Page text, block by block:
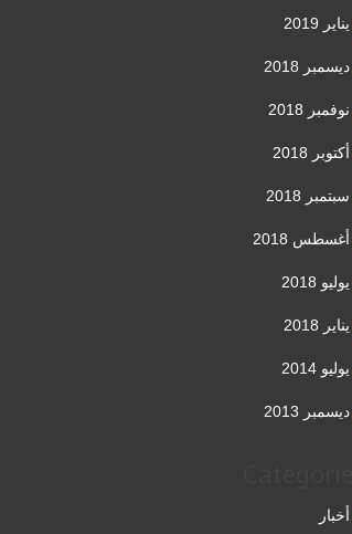
يناير 2019
ديسمبر 2018
نوفمبر 2018
أكتوبر 2018
سبتمبر 2018
أغسطس 2018
يوليو 2018
يناير 2018
يوليو 2014
ديسمبر 2013
أخبار